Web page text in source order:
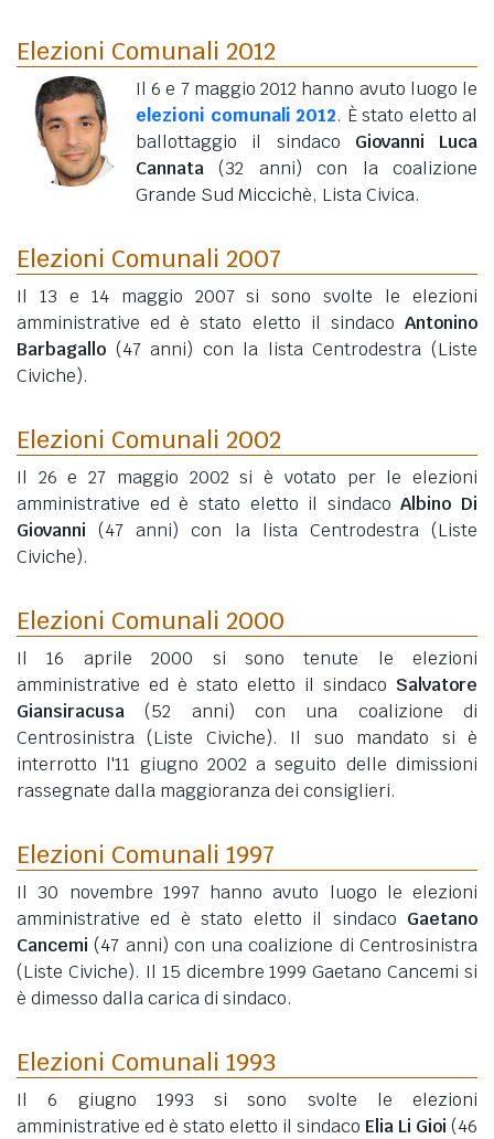
Elezioni Comunali 2012
Il 6 e 7 maggio 2012 hanno avuto luogo le
elezioni comunali 2012. È stato eletto al
ballottaggio il sindaco Giovanni Luca
Cannata
(32 anni) con la coalizione
Grande Sud Miccichè, Lista Civica.
Elezioni Comunali 2007
Il 13 e 14 maggio 2007 si sono svolte le elezioni
amministrative ed è stato eletto il sindaco Antonino
Barbagallo (47 anni) con la lista Centrodestra (Liste
Civiche).
Elezioni Comunali 2002
Il 26 e 27 maggio 2002 si è votato per le elezioni
amministrative ed è stato eletto il sindacoAlbino Di
Giovanni (47 anni) con la lista Centrodestra (Liste
Civiche).
Elezioni Comunali 2000
Il 16 aprile 2000 si sono tenute le elezioni
amministrative ed è stato eletto il sindaco Salvatore
Giansiracusa
(52 anni) con una coalizione di
Centrosinistra (Liste Civiche). Il suo mandato si è
interrotto l'11 giugno 2002 a seguito delle dimissioni
rassegnate dalla maggioranza dei consiglieri.
Elezioni Comunali 1997
Il 30 novembre 1997 hanno avuto luogo le elezioni
amministrative ed è stato eletto il sindaco Gaetano
Cancemi (47 anni) con una coalizione di Centrosinistra
(Liste Civiche). Il 15 dicembre 1999 Gaetano Cancemi si
è dimesso dalla carica di sindaco.
Elezioni Comunali 1993
Il 6 giugno 1993 si sono svolte le elezioni
amministrative ed è stato eletto il sindaco Elia Li Gioi (46